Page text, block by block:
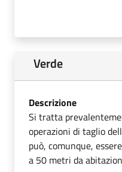
Verde
Descrizione
Si tratta
operazioni di taglio
può, comunque,
a 50 metri da